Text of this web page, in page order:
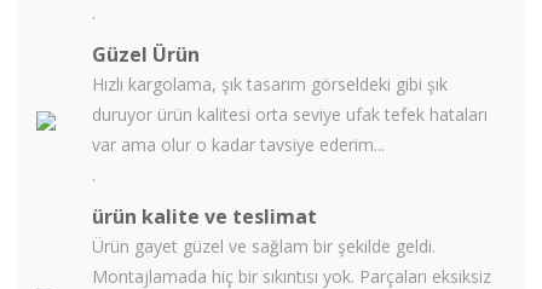
.
Güzel Ürün
Hızlı kargolama, şık tasarım görseldeki gibi şık
duruyor ürün kalitesi orta seviye ufak tefek hataları
var ama olur o kadar tavsiye ederim...
.
ürün kalite ve teslimat
Ürün gayet güzel ve sağlam bir şekilde geldi.
Montajlamada hiç bir sıkıntısı yok. Parçaları eksiksiz